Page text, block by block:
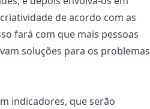
de acordo com as
fará com que mais pessoas
soluções para os problemas
indicadores, que serão